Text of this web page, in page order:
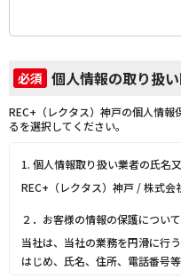
必須 個人情報の取り扱
REC+（レクタス）神戸の個人情
るを選択してください。
1. 個人情報取り扱い業者の氏名
REC+（レクタス）神戸 / 株式会
２．お客様の情報の保護につい
当社は、当社の業務を円滑に行
はじめ、氏名、住所、電話番号